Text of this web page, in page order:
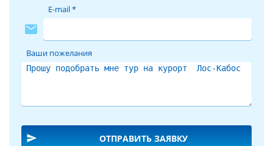
mail
E-mail *
Ваши пожелания
send ОТПРАВИТЬ ЗАЯВКУ